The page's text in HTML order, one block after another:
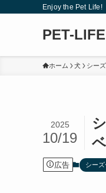
Enjoy the Pet Life!
PET-LIFE
ホーム 犬 シー
2025
10/19
広告 シーズ